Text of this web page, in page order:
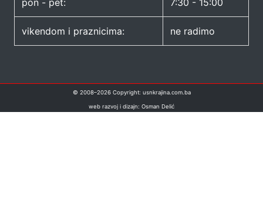
vikendom i praznicima: ne radimo
© 2008–2026Copyright: usnkrajina.com.ba
web razvoj i dizajn: Osman Delić